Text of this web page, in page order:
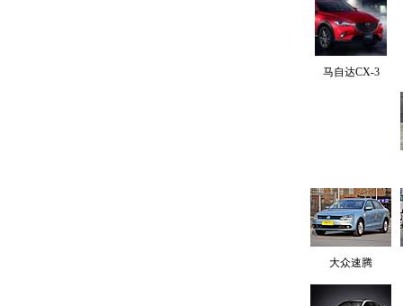
马自达CX-3
大众速腾